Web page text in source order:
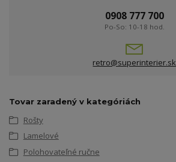
0908 777 700
Po-So: 10-18 hod.
retro@superinterier.sk
Tovar zaradený v kategóriách
Rošty
Lamelové
Polohovateľné ručne